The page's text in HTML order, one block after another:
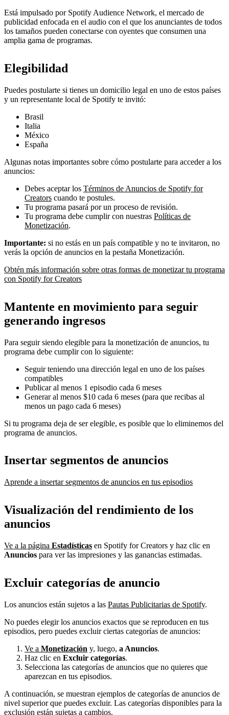
Está impulsado por Spotify Audience Network, el mercado de
publicidad enfocada en el audio con el que los anunciantes de todos
los tamaños pueden conectarse con oyentes que consumen una
amplia gama de programas.
Elegibilidad
Puedes postularte si tienes un domicilio legal en uno de estos países
y un representante local de Spotify te invitó:
Brasil
Italia
México
España
Algunas notas importantes sobre cómo postularte para acceder a los
anuncios:
Debes aceptar los Términos de Anuncios de Spotify for
Creators cuando te postules.
Tu programa pasará por un proceso de revisión.
Tu programa debe cumplir con nuestras Políticas de
Monetización.
Importante: si no estás en un país compatible y no te invitaron, no
verás la opción de anuncios en la pestaña Monetización.
Obtén más información sobre otras formas de monetizar tu programa
con Spotify for Creators
Mantente en movimiento para seguir
generando ingresos
Para seguir siendo elegible para la monetización de anuncios, tu
programa debe cumplir con lo siguiente:
Seguir teniendo una dirección legal en uno de los países
compatibles
Publicar al menos 1 episodio cada 6 meses
Generar al menos $10 cada 6 meses (para que recibas al
menos un pago cada 6 meses)
Si tu programa deja de ser elegible, es posible que lo eliminemos del
programa de anuncios.
Insertar segmentos de anuncios
Aprende a insertar segmentos de anuncios en tus episodios
Visualización del rendimiento de los
anuncios
Ve a la página Estadísticas en Spotify for Creators y haz clic en
Anuncios para ver las impresiones y las ganancias estimadas.
Excluir categorías de anuncio
Los anuncios están sujetos a las Pautas Publicitarias de Spotify.
No puedes elegir los anuncios exactos que se reproducen en tus
episodios, pero puedes excluir ciertas categorías de anuncios:
Ve a Monetización y, luego, a Anuncios.
Haz clic en Excluir categorías.
Selecciona las categorías de anuncios que no quieres que
aparezcan en tus episodios.
A continuación, se muestran ejemplos de categorías de anuncios de
nivel superior que puedes excluir. Las categorías disponibles para la
exclusión están sujetas a cambios.